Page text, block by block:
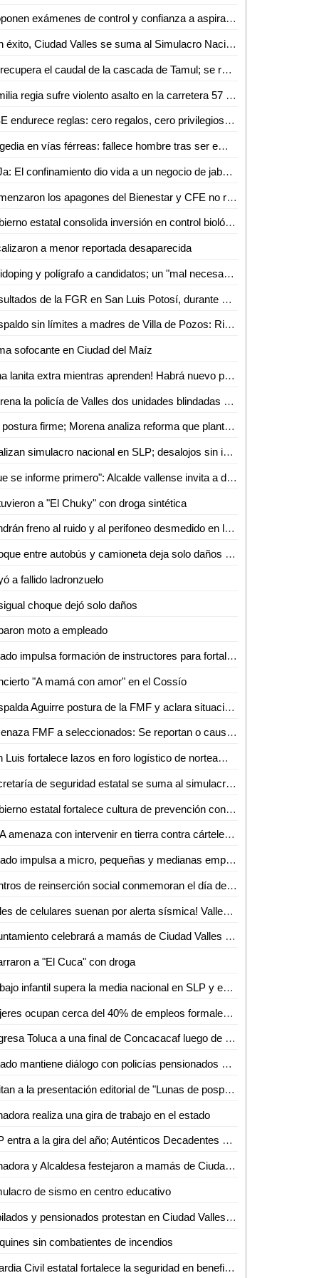
Proponen exámenes de control y confianza a aspirantes a cargos públicos
Con éxito, Ciudad Valles se suma al Simulacro Nacional; miles de ciudadanos participan
Se recupera el caudal de la cascada de Tamul; se restablecen condiciones en el Río Gallinas
Familia regia sufre violento asalto en la carretera 57 a la altura de Matehuala
IFSE endurece reglas: cero regalos, cero privilegios y mayor control ético en servidores públicos
Tragedia en vías férreas: fallece hombre tras ser embestido por el tren
SoJa: El confinamiento dio vida a un negocio de jabones artesanales en Ciudad Valles
Comenzaron los apagones del Bienestar y CFE no responde en Valles
Gobierno estatal consolida inversión en control biológico para el campo
a menor reportada desaparecida
Antidoping y polígrafo a candidatos; un "mal necesario" para SLP: Frinné Azuara
Resultados de la FGR en San Luis Potosí, durante el mes de abril de 2026
Respaldo sin límites a madres de Villa de Pozos: Ricardo Gallardo
sofocante en Ciudad del Maíz
¡Una lanita extra mientras aprenden! Habrá nuevo programa de becas para jóvenes trabajadores en Valles
Estrena la policía de Valles dos unidades blindadas de 6 millones de pesos
Sin postura firme; Morena analiza reforma que plantea antidoping a candidatos en SLP
Realizan simulacro nacional en SLP; desalojos sin incidentes
"Que se informe primero": Alcalde vallense invita a diputado revisar capacitación de PC tras caso "Jachi"
a "El Chuky" con droga sintética
Pondrán freno al ruido y al perifoneo desmedido en la zona centro de Ciudad Valles
Choque entre autobús y camioneta deja solo daños materiales
a fallido ladronzuelo
choque dejó solo daños
moto a empleado
Estado impulsa formación de instructores para fortalecer el capital humano
"A mamá con amor" en el Cossío
Respalda Aguirre postura de la FMF y aclara situación de seleccionados
Amenaza FMF a seleccionados: Se reportan o causan baja de la Selección
San Luis fortalece lazos en foro logístico de norteamérica
Secretaría de seguridad estatal se suma al simulacro nacional 2026
Gobierno estatal fortalece cultura de prevención con amplia participación en simulacro nacional 2026
EUA amenaza con intervenir en tierra contra cárteles mexicanos
Estado impulsa a micro, pequeñas y medianas empresas con más de 7.8 mdp en financiamientos
Centros de reinserción social conmemoran el día de las madres con diversas actividades
¡Miles de celulares suenan por alerta sísmica! Valles se une al Simulacro Nacional 2026
Ayuntamiento celebrará a mamás de Ciudad Valles con servicios de belleza gratuitos
a "El Cuca" con droga
Trabajo infantil supera la media nacional en SLP y expone a miles de menores
Mujeres ocupan cerca del 40% de empleos formales en San Luis Potosí
Regresa Toluca a una final de Concacacaf luego de 12 años
Estado mantiene diálogo con policías pensionados para garantizar sus derechos
Invitan a la presentación editorial de "Lunas de posparto"
realiza una gira de trabajo en el estado
SLP entra a la gira del año; Auténticos Decadentes y Los Caligaris harán vibrar el Tangamanga II
Senadora y Alcaldesa festejaron a mamás de Ciudad del Maíz
de sismo en centro educativo
Jubilados y pensionados protestan en Ciudad Valles por falta de pagos y adeudos del 2024
sin combatientes de incendios
Guardia Civil estatal fortalece la seguridad en beneficio de las y los potosinos